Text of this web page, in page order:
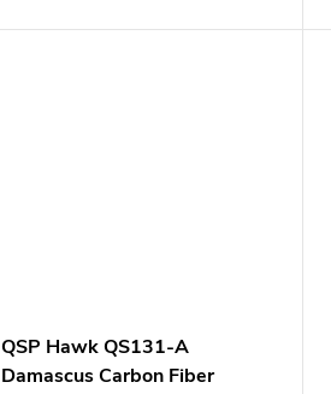
QSP Hawk QS131-A
Damascus Carbon Fiber